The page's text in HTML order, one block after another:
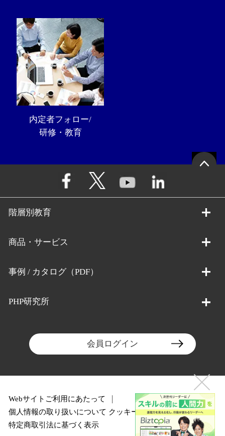
内定者フォロー/
研修・教育
階層別教育
商品・サービス
事例 / カタログ（PDF）
PHP研究所
会員ログイン
Webサイトご利用にあたって
個人情報の取り扱いについて クッキーポリシー
特定商取引法に基づく表示